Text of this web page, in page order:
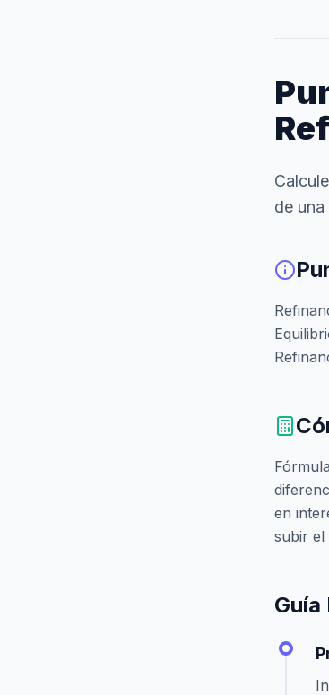
de
en
subir el
Guía